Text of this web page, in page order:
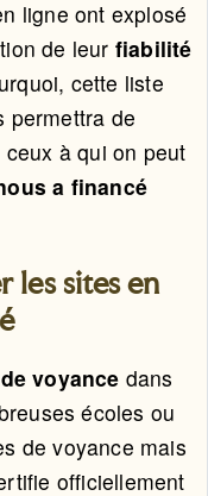
ligne ont explosé
de leur fiabilité
cette liste
permettra de
à qui on peut
a financé
les sites en
voyance dans
écoles ou
de voyance mais
officiellement